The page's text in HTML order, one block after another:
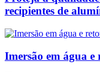
recipientes de
Imersão em água